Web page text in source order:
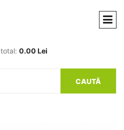
total: 0.00 Lei
CAUTĂ